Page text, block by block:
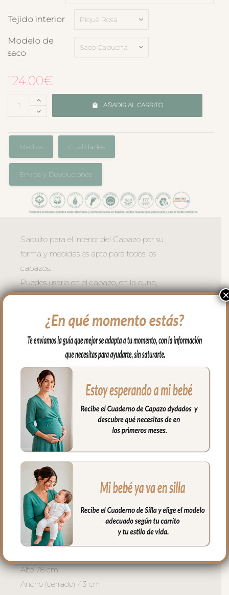
Tejido interior
Modelo de
saco
124.00€
AÑADIR AL CARRITO
Medias Cualidades
Envíos y Devoluciones
Saquito para el interior del Capazo por su
forma y medidas es apto para todos los
capazos.
Puedes usarlo en el capazo, en la cuna,
en el moisés, para llevar en brazos…
en la zona de cabecita con capucha,
apto para todo tipo de capazos.
En los laterales va cerrado con botones y
en la parte de abajo con cremallera para
mayor seguridad.
El tejido exterior en tejido piqué bordado;
un piqué de algodón. Puntilla al tono en
todo el borde.
Para el tejido del interior en piqué de
algodón en liso.
El relleno del saquito es micro fibra hueca
para mayor confort del bebé y muy
buena transpirabilidad.
Puedes lavar a mano o en lavadora,
siempre agua fría, jabones no abrasivos y
secado al natural.
Alto 78 cm.
Ancho (cerrado) 43 cm
×